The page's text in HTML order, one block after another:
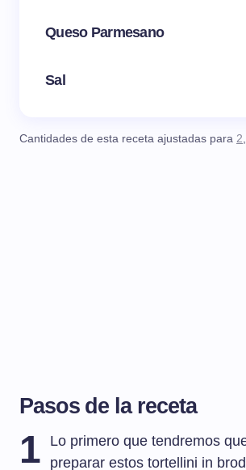
Queso Parmesano
Sal
Cantidades de esta receta ajustadas para 2,
Pasos de la receta
1
Lo primero que tendremos
preparar estos tortellini in